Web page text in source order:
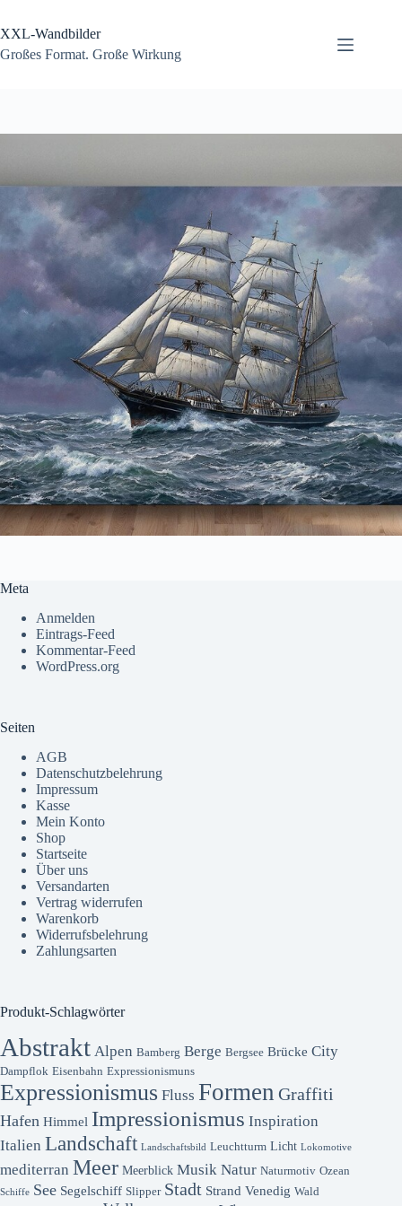
springen
XXL-Wandbilder
Großes Format. Große Wirkung
Meta
Anmelden
Eintrags-Feed
Kommentar-Feed
WordPress.org
Seiten
AGB
Datenschutzbelehrung
Impressum
Kasse
Mein Konto
Shop
Startseite
Über uns
Versandarten
Vertrag widerrufen
Warenkorb
Widerrufsbelehrung
Zahlungsarten
Produkt-Schlagwörter
Abstrakt Alpen Bamberg Berge Bergsee Brücke City
Dampflok Eisenbahn Expressionismuns
Expressionismus Fluss Formen Graffiti
Hafen Himmel Impressionismus Inspiration
Italien Landschaft Landschaftsbild Leuchtturm Licht Lokomotive
mediterran Meer Meerblick Musik Natur Naturmotiv Ozean
Schiffe See Segelschiff Slipper Stadt Strand Venedig Wald